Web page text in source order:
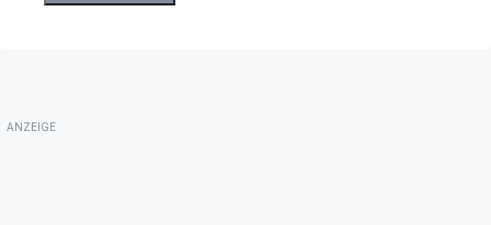
ANZEIGE